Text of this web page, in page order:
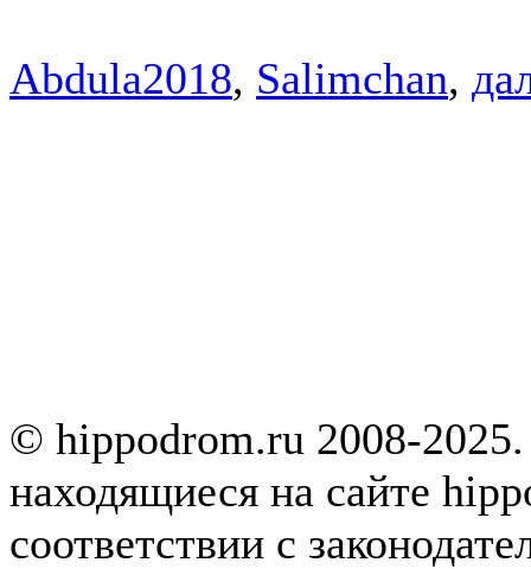
Abdula2018, Salimchan,
© hippodrom.ru 2008-
находящиеся на сайте
соответствии с